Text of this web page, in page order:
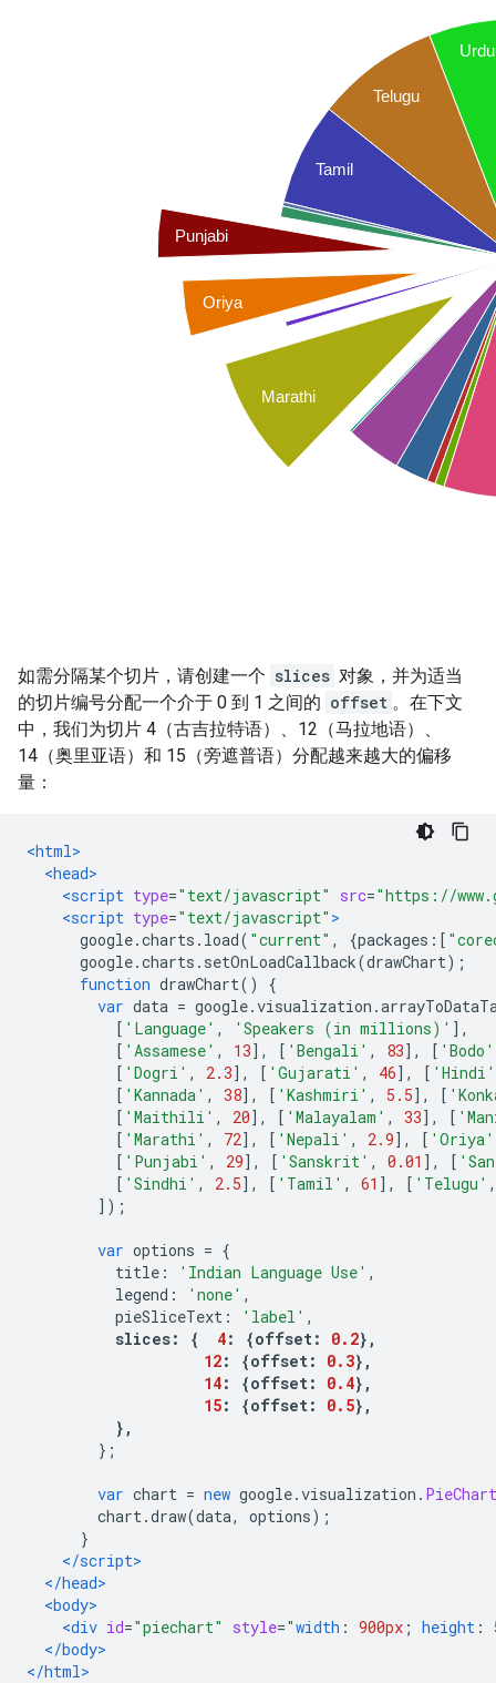
如需分隔某个切片，请创建一个 slices 对象，并为适当
的切片编号分配一个介于 0 到 1 之间的 offset 。在下文
中，我们为切片 4（古吉拉特语）、12（马拉地语）、
14（奥里亚语）和 15（旁遮普语）分配越来越大的偏移
量：
<html>
<head>
<script type="text/javascript" src="https://
<script type="text/javascript" >
google.charts . load( "current" , {packages :[
google.charts . setOnLoadCallback(drawChart);
function drawChart()
{
var data = google.visualization .
[ 'Language' , 'Speakers (in millions)' ],
[ 'Assamese' , 13], [ 'Bengali' , 83], [ 'Bodo'
[ 'Dogri' , 2.3], [ 'Gujarati' , 46], [ 'Hindi'
[ 'Kannada' , 38], [ 'Kashmiri' , 5.5], [
[ 'Maithili' , 20], [ 'Malayalam' , 33], [
[ 'Marathi' , 72], [ 'Nepali' , 2.9], [ 'Oriya'
[ 'Punjabi' , 29], [ 'Sanskrit' , 0.01 ], [
[ 'Sindhi' , 2.5], [ 'Tamil' , 61 ], [ 'Telugu' ,
]);
var options = {
title : 'Indian Language Use' ,
legend : 'none' ,
pieSliceText : 'label' ,
slices: { 4: {offset: 0.2},
12: {offset: 0.3},
14: {offset: 0.4},
15: {offset: 0.5},
},
};
var chart = new google.visualization . PieChart
chart.draw(data, options);
}
</script>
</head>
<body>
<div id="piechart" style="width : 900px ; height :
</body>
</html>